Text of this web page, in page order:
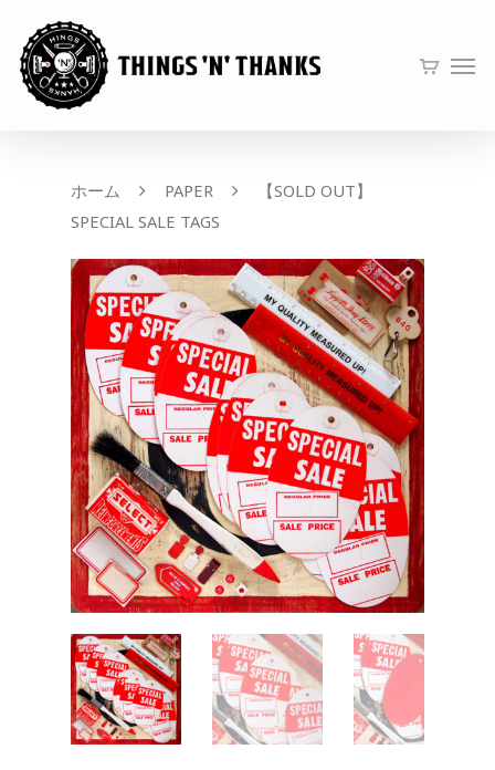
ホーム PAPER
【SOLD OUT】
SPECIAL SALE TAGS